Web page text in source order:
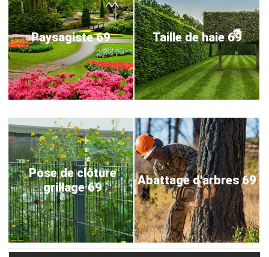
Paysagiste 69 Taille de haie 69
Pose de clôture
grillage 69
Abattage d'arbres 69